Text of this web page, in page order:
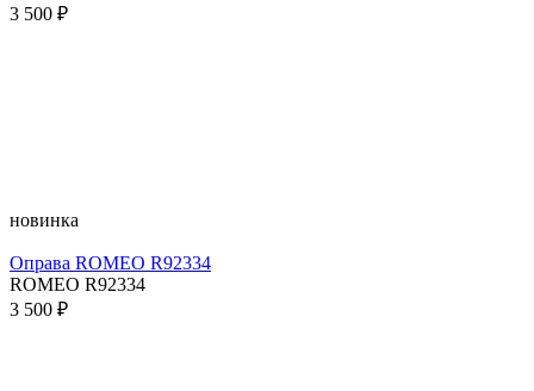
3 500 ₽
новинка
Оправа ROMEO R92334
ROMEO R92334
3 500 ₽